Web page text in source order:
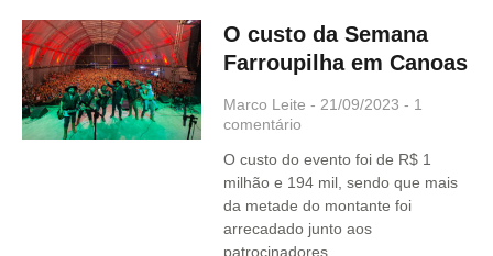
O custo da Semana
Farroupilha em Canoas
Marco Leite 21/09/2023
1
comentário
O custo do evento foi de R$ 1
milhão e 194 mil, sendo que mais
da metade do montante foi
arrecadado junto aos
patrocinadores.